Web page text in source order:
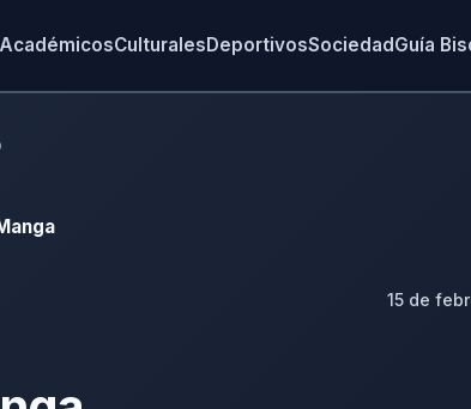
AcadémicosCulturalesDeportivosSociedadGuía
15 de